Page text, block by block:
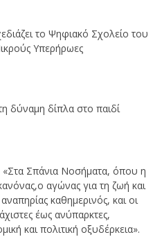
το Ψηφιακό Σχολείο του
Υπερήρωες
δύναμη δίπλα στο παιδί
Σπάνια Νοσήματα, όπου η
αγώνας για τη ζωή και
καθημερινός, και οι
έως ανύπαρκτες,
και πολιτική οξυδέρκεια».